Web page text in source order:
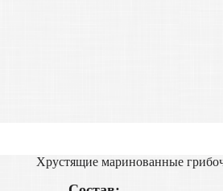
Хрустящие маринованные